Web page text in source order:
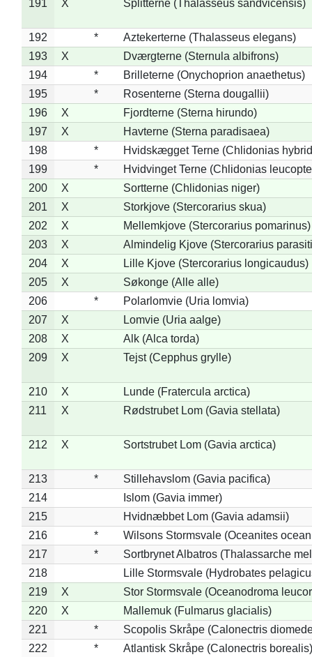
191 X Splitterne (Thalasseus sandvicensis)
192 *
Aztekerterne (Thalasseus elegans)
193
X
Dværgterne (Sternula albifrons)
194
*
Brilleterne (Onychoprion anaethetus)
195
*
Rosenterne (Sterna dougallii)
196
X
Fjordterne (Sterna hirundo)
197
X
Havterne (Sterna paradisaea)
198
*
Hvidskægget Terne (Chlidonias
199
*
Hvidvinget Terne (Chlidonias
200
X
Sortterne (Chlidonias niger)
201
X
Storkjove (Stercorarius skua)
202
X
Mellemkjove (Stercorarius pomarinus)
203
X
Almindelig Kjove (Stercorarius
204
X
Lille Kjove (Stercorarius longicaudus)
205
X
Søkonge (Alle alle)
206
*
Polarlomvie (Uria lomvia)
207
X
Lomvie (Uria aalge)
208
X
Alk (Alca torda)
209
X Tejst (Cepphus grylle)
210 X
Lunde (Fratercula arctica)
211
X Rødstrubet Lom (Gavia stellata)
212 X Sortstrubet Lom (Gavia arctica)
213 *
Stillehavslom (Gavia pacifica)
214
Islom (Gavia immer)
215
Hvidnæbbet Lom (Gavia adamsii)
216
*
Wilsons Stormsvale (Oceanites
217
*
Sortbrynet Albatros (Thalassarche
218
Lille Stormsvale (Hydrobates
219
X
Stor Stormsvale (Oceanodroma
220
X
Mallemuk (Fulmarus glacialis)
221
*
Scopolis Skråpe (Calonectris
222
* Atlantisk Skråpe (Calonectris borealis)